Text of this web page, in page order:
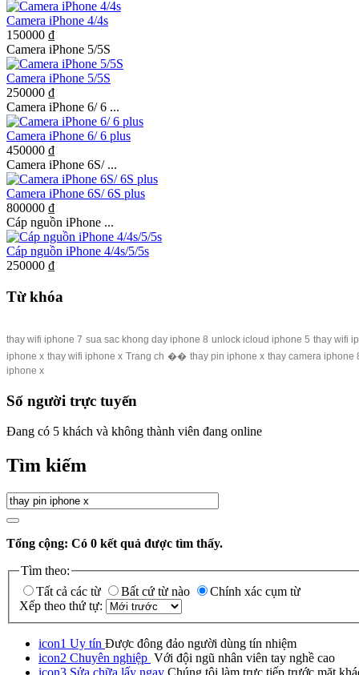
Camera iPhone 4/4s
150000 ₫
Camera iPhone 5/5S
Camera iPhone 5/5S
250000 ₫
Camera iPhone 6/ 6 ...
Camera iPhone 6/ 6 plus
450000 ₫
Camera iPhone 6S/ ...
Camera iPhone 6S/ 6S plus
800000 ₫
Cáp nguồn iPhone ...
Cáp nguồn iPhone 4/4s/5/5s
250000 ₫
Từ khóa
thay wifi iphone 7 sua sac khong day iphone 8 unlock icloud iphone 5 thay wifi
iphone x thay wifi iphone x Trang ch �� thay pin iphone x thay camera iphone
iphone x
Số người trực tuyến
Đang có 5 khách và không thành viên đang online
Tìm kiếm
Tổng cộng: Có 0 kết quả được tìm thấy.
Tìm theo:
Tất cả các từ
Bất cứ từ nào
Chính xác cụm từ
Xếp theo thứ tự:
icon1 Uy tín Được đông đảo người dùng tín nhiệm
icon2 Chuyên nghiệp Với đội ngũ nhân viên tay nghề cao
icon3 Sửa chữa lấy ngay Chúng tôi làm trực tiếp trước mặt